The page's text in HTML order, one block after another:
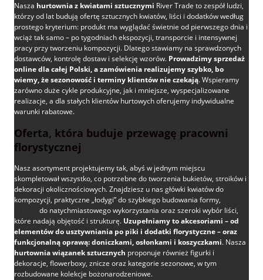
Nasza hurtownia z kwiatami sztucznymi River Trade to zespół ludzi,
którzy od lat budują ofertę sztucznych kwiatów, liści i dodatków według
prostego kryterium: produkt ma wyglądać świetnie od pierwszego dnia i
wciąż tak samo – po tygodniach ekspozycji, transporcie i intensywnej
pracy przy tworzeniu kompozycji. Dlatego stawiamy na sprawdzonych
dostawców, kontrolę dostaw i selekcję wzorów. Prowadzimy sprzedaż
online dla całej Polski, a zamówienia realizujemy szybko, bo
wiemy, że sezonowość i terminy klientów nie czekają. Wspieramy
zarówno duże cykle produkcyjne, jak i mniejsze, wyspecjalizowane
realizacje, a dla stałych klientów hurtowych oferujemy indywidualne
warunki rabatowe.
Oferta, która buduje przewagę pracowni
florystycznej
Nasz asortyment projektujemy tak, abyś w jednym miejscu
skompletował wszystko, co potrzebne do tworzenia bukietów, stroików i
dekoracji okolicznościowych. Znajdziesz u nas główki kwiatów do
kompozycji, praktyczne „łodygi” do szybkiego budowania formy,
do natychmiastowego wykorzystania oraz szeroki wybór liści,
które nadają objętość i strukturę. Uzupełniamy to akcesoriami – od
elementów do usztywniania po piki i dodatki florystyczne – oraz
funkcjonalną oprawą: doniczkami, osłonkami i koszyczkami. Nasza
hurtownia wiązanek sztucznych proponuje również figurki i
dekoracje, flowerboxy, znicze oraz kategorie sezonowe, w tym
rozbudowane kolekcje bożonarodzeniowe.